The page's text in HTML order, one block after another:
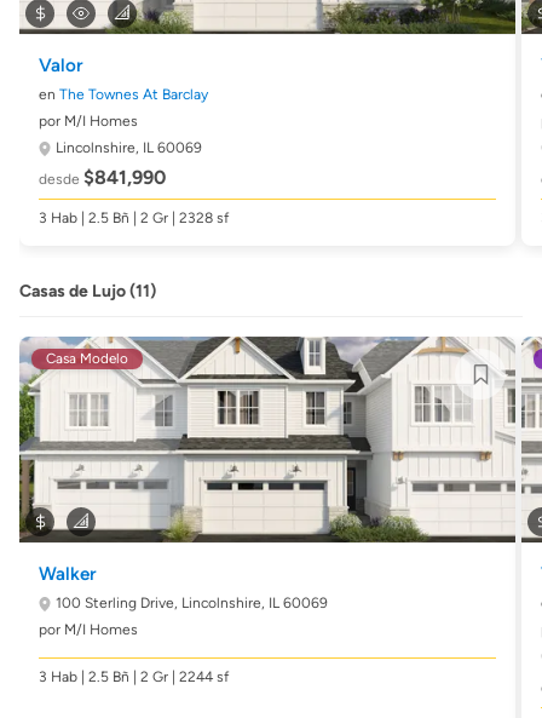
Valor
en The Townes At Barclay
por M/I Homes
Lincolnshire, IL 60069
desde $841,990
3 Hab | 2.5 Bñ | 2 Gr | 2328 sf
Casas de Lujo (11)
Casa Modelo
Walker
100 Sterling Drive, Lincolnshire, IL 60069
por M/I Homes
3 Hab | 2.5 Bñ | 2 Gr | 2244 sf